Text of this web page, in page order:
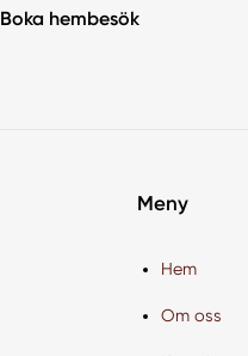
Boka hembesök
Meny
Hem
Om oss